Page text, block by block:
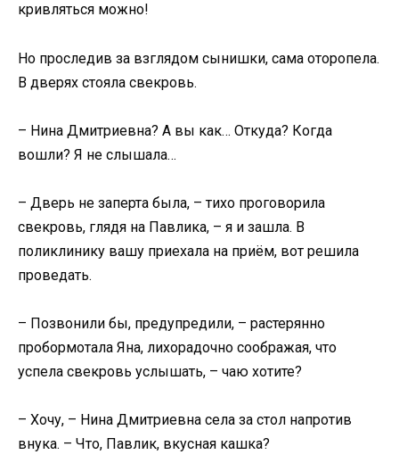
кривляться можно!
Но проследив за взглядом сынишки, сама оторопела.
В дверях стояла свекровь.
– Нина Дмитриевна? А вы как… Откуда? Когда
вошли? Я не слышала…
– Дверь не заперта была, – тихо проговорила
свекровь, глядя на Павлика, – я и зашла. В
поликлинику вашу приехала на приём, вот решила
проведать.
– Позвонили бы, предупредили, – растерянно
пробормотала Яна, лихорадочно соображая, что
успела свекровь услышать, – чаю хотите?
– Хочу, – Нина Дмитриевна села за стол напротив
внука. – Что, Павлик, вкусная кашка?